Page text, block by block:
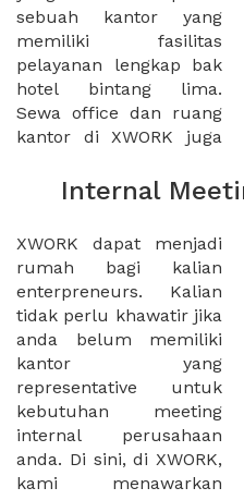
sebuah kantor yang
memiliki fasilitas
pelayanan lengkap bak
hotel bintang lima.
Sewa office dan ruang
kantor di XWORK juga
kantor terbaik Anda,
dan juga sewa kantor
murah karena harga
yang kami miliki sangat
Internal
XWORK dapat menjadi
rumah bagi kalian
enterpreneurs. Kalian
tidak perlu khawatir jika
anda belum memiliki
kantor yang
representative untuk
kebutuhan meeting
internal perusahaan
anda. Di sini, di XWORK,
kami menawarkan
menunjukan beragam
pilihan ruang rapat,
yang dirancang untuk
memenuhi setiap
kebutuhan bisnis anda,
serta ruang pertemuan
yang paling tidak biasa
dan unik untuk
membangun kreatifitas
tim dan membuat sesi
brainstorming anda